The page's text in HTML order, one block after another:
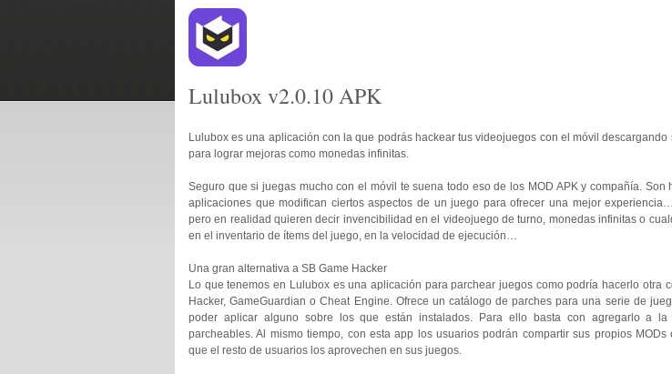
Lulubox v2.0.10 APK
Lulubox es una aplicación con la que podrás hackear tus videojuegos con el móvil descargando
para lograr mejoras como monedas infinitas.
Seguro que si juegas mucho con el móvil te suena todo eso de los MOD APK y compañía. Son
aplicaciones que modifican ciertos aspectos de un juego para ofrecer una mejor
pero en realidad quieren decir invencibilidad en el videojuego de turno, monedas infinitas o
en el inventario de ítems del juego, en la velocidad de ejecución…
Una gran alternativa a SB Game Hacker
Lo que tenemos en Lulubox es una aplicación para parchear juegos como podría hacerlo otra
Hacker, GameGuardian o Cheat Engine. Ofrece un catálogo de parches para una serie de
poder aplicar alguno sobre los que están instalados. Para ello basta con agregarlo a
parcheables. Al mismo tiempo, con esta app los usuarios podrán compartir sus propios MODs
que el resto de usuarios los aprovechen en sus juegos.